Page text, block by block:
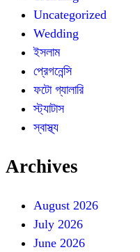
Uncategorized
Wedding
ইসলাম
প্রেগনেন্সি
ফটো গ্যালারি
স্ট্যাটাস
স্বাস্থ্য
Archives
August 2026
July 2026
June 2026